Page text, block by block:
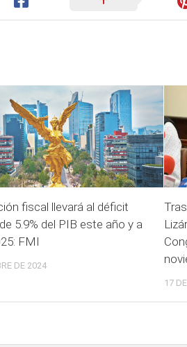
fiscal llevará al déficit
5.9% del PIB este año y a
FMI
DE 2024
17